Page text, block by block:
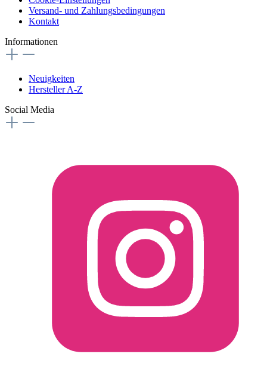
Versand- und Zahlungsbedingungen
Kontakt
Informationen
Neuigkeiten
Hersteller A-Z
Social Media